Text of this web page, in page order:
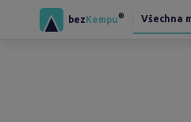
bezKempu® Všechna